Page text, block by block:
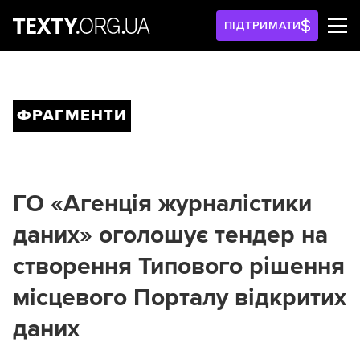
ПІДТРИМАТИ
ФРАГМЕНТИ
ГО «Агенція журналістики
даних» оголошує тендер на
створення Типового рішення
місцевого Порталу відкритих
даних